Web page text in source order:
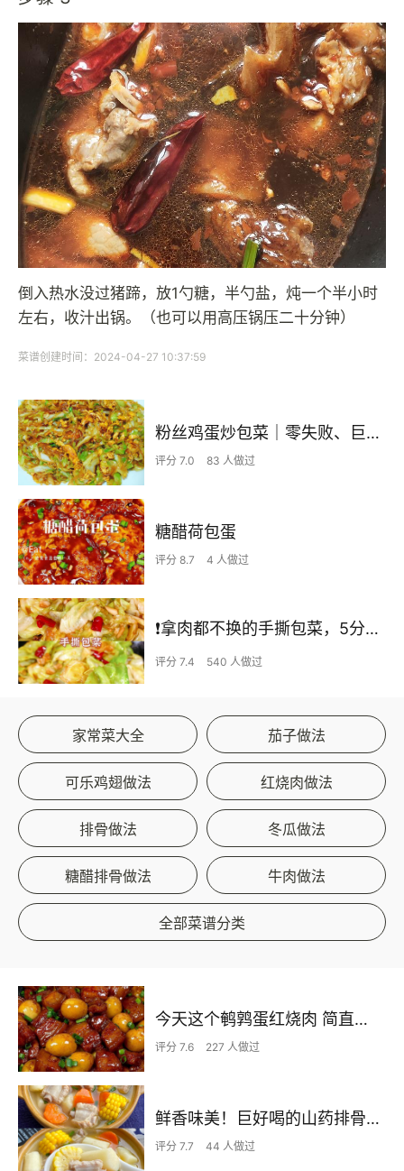
倒入热水没过猪蹄，放1勺糖，半勺盐，炖一个半小时
左右，收汁出锅。（也可以用高压锅压二十分钟）
菜谱创建时间：2024-04-27 10:37:59
粉丝鸡蛋炒包菜｜零失败、巨下饭
评分 7.0 83 人做过
糖醋荷包蛋
评分 8.7 4 人做过
❗拿肉都不换的手撕包菜，5分钟快手家常菜🔥
评分 7.4 540 人做过
家常菜大全 茄子做法
可乐鸡翅做法 红烧肉做法
排骨做法 冬瓜做法
糖醋排骨做法 牛肉做法
全部菜谱分类
今天这个鹌鹑蛋红烧肉 简直不要太下饭了
评分 7.6 227 人做过
鲜香味美！巨好喝的山药排骨汤！！
评分 7.7 44 人做过